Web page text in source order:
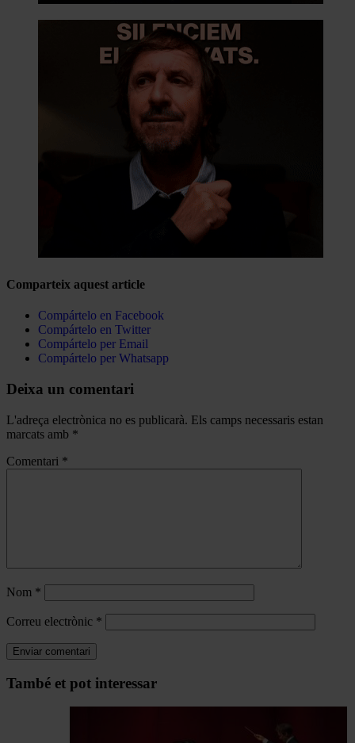
Comparteix aquest article
Compártelo en Facebook
Compártelo en Twitter
Compártelo per Email
Compártelo per Whatsapp
Deixa un comentari
L'adreça electrònica no es publicarà. Els camps necessaris estan
marcats amb *
Comentari *
Nom *
Correu electrònic *
Navegar
També et pot interessar